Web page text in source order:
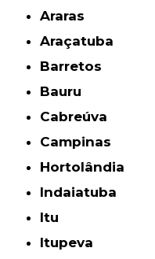
Araras
Araçatuba
Barretos
Bauru
Cabreúva
Campinas
Hortolândia
Indaiatuba
Itu
Itupeva